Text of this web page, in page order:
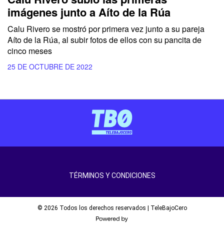
imágenes junto a Aíto de la Rúa
Calu Rivero se mostró por primera vez junto a su pareja
Aíto de la Rúa, al subir fotos de ellos con su pancita de
cinco meses
25 DE OCTUBRE DE 2022
TÉRMINOS Y CONDICIONES
© 2026 Todos los derechos reservados | TeleBajoCero